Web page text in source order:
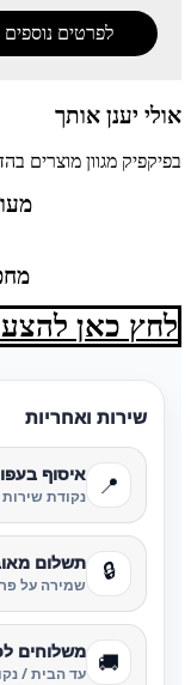
לפרטים נוספים
אולי יענן אותך
בפיקפיק מגוון מוצרים
לחץ כאן
שירות ואחריות
📍 איסוף
נקודת שירות
🔒 תשלום
שמירה על
🚚 משלוחים
עד הבית /